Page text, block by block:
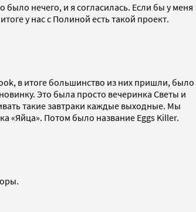
нечего, и я согласилась. Если бы у меня
у нас с Полиной есть такой проект.
в итоге большинство из них пришли, было
Это была просто вечеринка Светы и
такие завтраки каждые выходные. Мы
«Яйца». Потом было название Eggs Killer.